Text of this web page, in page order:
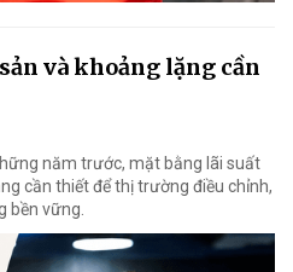
và khoảng lặng cần
năm trước, mặt bằng lãi suất
cần thiết để thị trường điều chỉnh,
bền vững.